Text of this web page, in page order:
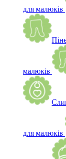
для малюків
малюків
для малюків